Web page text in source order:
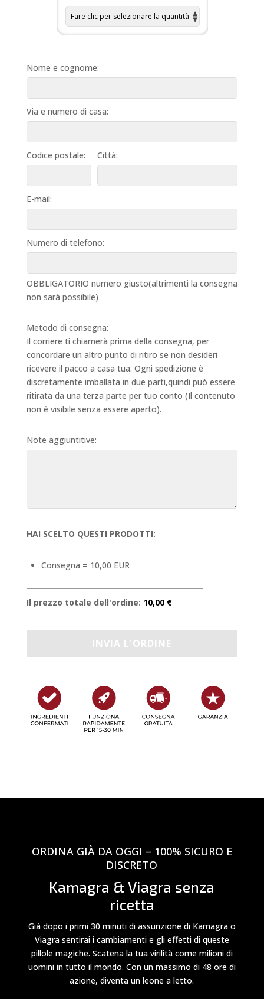
Nome e cognome:
Via e numero di casa:
Codice postale: Città:
E-mail:
Numero di telefono:
OBBLIGATORIO numero giusto(altrimenti la consegna
non sarà possibile)
Metodo di consegna:
Il corriere ti chiamerà prima della consegna, per
concordare un altro punto di ritiro se non desideri
ricevere il pacco a casa tua. Ogni spedizione è
discretamente imballata in due parti,quindi può essere
ritirata da una terza parte per tuo conto (Il contenuto
non è visibile senza essere aperto).
Note aggiuntitive:
HAI SCELTO QUESTI PRODOTTI:
Consegna = 10,00 EUR
Il prezzo totale dell'ordine: 10,00 €
ORDINA GIÀ DA OGGI – 100% SICURO E
DISCRETO
Kamagra & Viagra senza
ricetta
Già dopo i primi 30 minuti di assunzione di Kamagra o
Viagra sentirai i cambiamenti e gli effetti di queste
pillole magiche. Scatena la tua virilità come milioni di
uomini in tutto il mondo. Con un massimo di 48 ore di
azione, diventa un leone a letto.